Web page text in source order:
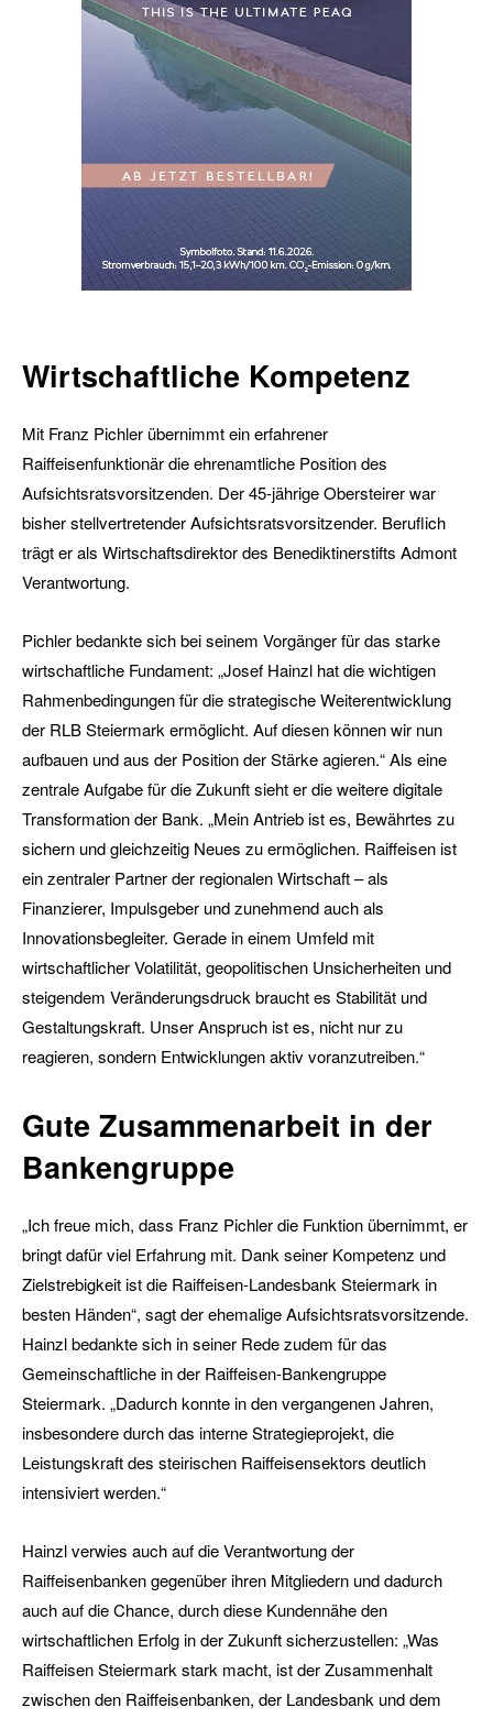
Wirtschaftliche Kompetenz
Mit Franz Pichler übernimmt ein erfahrener
Raiffeisenfunktionär die ehrenamtliche Position des
Aufsichtsratsvorsitzenden. Der 45-jährige Obersteirer war
bisher stellvertretender Aufsichtsratsvorsitzender. Beruflich
trägt er als Wirtschaftsdirektor des Benediktinerstifts Admont
Verantwortung.
Pichler bedankte sich bei seinem Vorgänger für das starke
wirtschaftliche Fundament: „Josef Hainzl hat die wichtigen
Rahmenbedingungen für die strategische Weiterentwicklung
der RLB Steiermark ermöglicht. Auf diesen können wir nun
aufbauen und aus der Position der Stärke agieren.“ Als eine
zentrale Aufgabe für die Zukunft sieht er die weitere digitale
Transformation der Bank. „Mein Antrieb ist es, Bewährtes zu
sichern und gleichzeitig Neues zu ermöglichen. Raiffeisen ist
ein zentraler Partner der regionalen Wirtschaft – als
Finanzierer, Impulsgeber und zunehmend auch als
Innovationsbegleiter. Gerade in einem Umfeld mit
wirtschaftlicher Volatilität, geopolitischen Unsicherheiten und
steigendem Veränderungsdruck braucht es Stabilität und
Gestaltungskraft. Unser Anspruch ist es, nicht nur zu
reagieren, sondern Entwicklungen aktiv voranzutreiben.“
Gute Zusammenarbeit in der
Bankengruppe
„Ich freue mich, dass Franz Pichler die Funktion übernimmt, er
bringt dafür viel Erfahrung mit. Dank seiner Kompetenz und
Zielstrebigkeit ist die Raiffeisen-Landesbank Steiermark in
besten Händen“, sagt der ehemalige Aufsichtsratsvorsitzende.
Hainzl bedankte sich in seiner Rede zudem für das
Gemeinschaftliche in der Raiffeisen-Bankengruppe
Steiermark. „Dadurch konnte in den vergangenen Jahren,
insbesondere durch das interne Strategieprojekt, die
Leistungskraft des steirischen Raiffeisensektors deutlich
intensiviert werden.“
Hainzl verwies auch auf die Verantwortung der
Raiffeisenbanken gegenüber ihren Mitgliedern und dadurch
auch auf die Chance, durch diese Kundennähe den
wirtschaftlichen Erfolg in der Zukunft sicherzustellen: „Was
Raiffeisen Steiermark stark macht, ist der Zusammenhalt
zwischen den Raiffeisenbanken, der Landesbank und dem